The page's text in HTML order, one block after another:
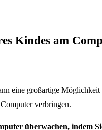
Kindes am
eine großartige Möglichkeit
verbringen.
überwachen, indem